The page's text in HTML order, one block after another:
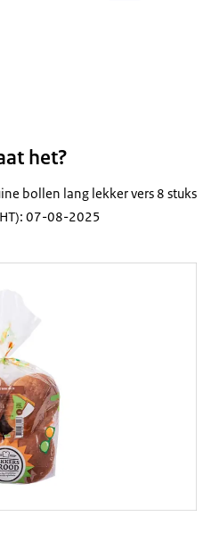
het?
bollen lang lekker vers 8 stuks
07-08-2025
Bruine bollen lang lekker vers 8 stuks